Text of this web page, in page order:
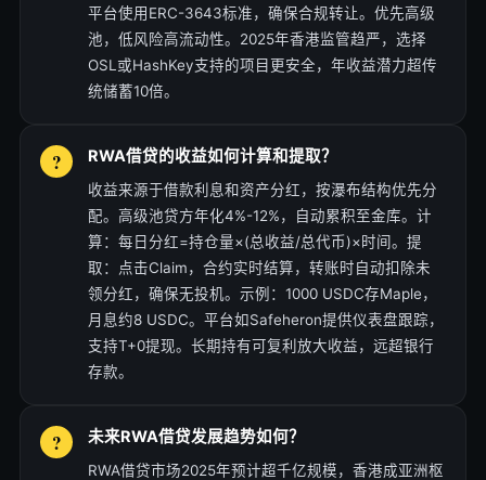
平台使用ERC-3643标准，确保合规转让。优先高级
池，低风险高流动性。2025年香港监管趋严，选择
OSL或HashKey支持的项目更安全，年收益潜力超传
统储蓄10倍。
RWA借贷的收益如何计算和提取？
收益来源于借款利息和资产分红，按瀑布结构优先分
配。高级池贷方年化4%-12%，自动累积至金库。计
算：每日分红=持仓量×(总收益/总代币)×时间。提
取：点击Claim，合约实时结算，转账时自动扣除未
领分红，确保无投机。示例：1000 USDC存Maple，
月息约8 USDC。平台如Safeheron提供仪表盘跟踪，
支持T+0提现。长期持有可复利放大收益，远超银行
存款。
未来RWA借贷发展趋势如何？
RWA借贷市场2025年预计超千亿规模，香港成亚洲枢